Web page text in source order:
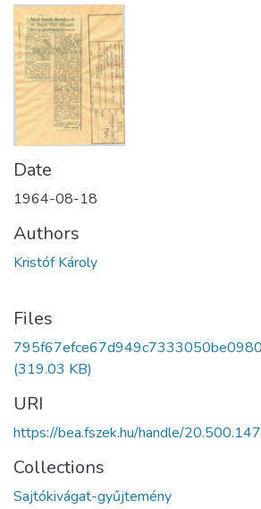
Date
1964-08-18
Authors
Kristóf Károly
Files
(319.03 KB)
URI
https://bea.fszek.hu/handle/
Collections
Sajtókivágat-gyűjtemény